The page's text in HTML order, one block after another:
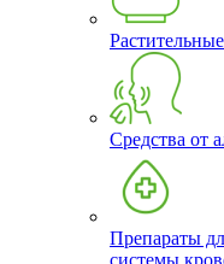
Средства от
Препараты
системы